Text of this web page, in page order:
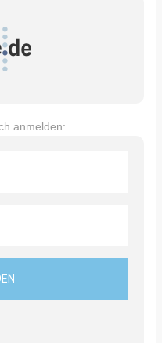
anmelden: